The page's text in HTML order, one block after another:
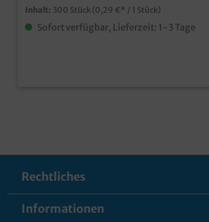
Inhalt: 300 Stück (0,29 €* / 1 Stück)
Sofort verfügbar, Lieferzeit: 1-3 Tage
Rechtliches
Informationen